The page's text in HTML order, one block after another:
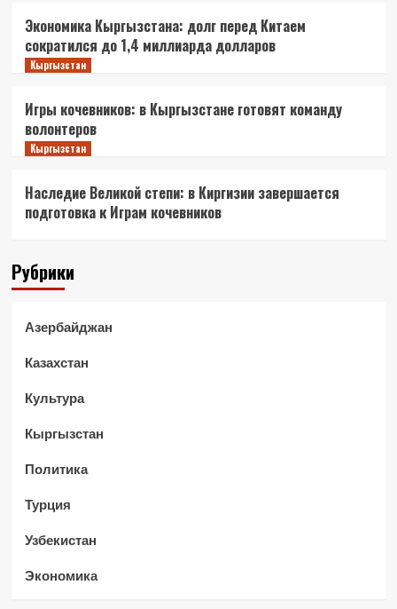
Экономика Кыргызстана: долг перед Китаем
сократился до 1,4 миллиарда долларов
Кыргызстан
Игры кочевников: в Кыргызстане готовят команду
волонтеров
Кыргызстан
Наследие Великой степи: в Киргизии завершается
подготовка к Играм кочевников
Рубрики
Азербайджан
Казахстан
Культура
Кыргызстан
Политика
Турция
Узбекистан
Экономика